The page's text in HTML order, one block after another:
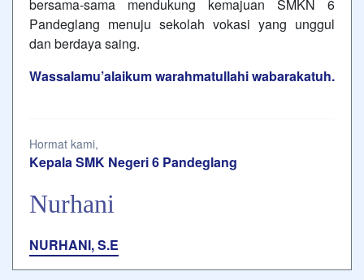
bersama-sama mendukung kemajuan SMKN 6
Pandeglang menuju sekolah vokasi yang unggul
dan berdaya saing.
Wassalamu’alaikum warahmatullahi wabarakatuh.
Hormat kami,
Kepala SMK Negeri 6 Pandeglang
Nurhani
NURHANI, S.E